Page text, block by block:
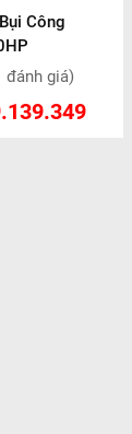
Công
đánh giá)